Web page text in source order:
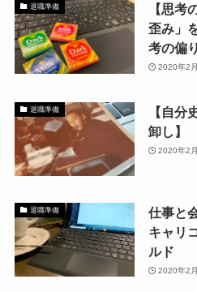
退職準備
【思考
歪み」
考の偏り
2020年2
退職準備
【自分
卸し】
2020年2
退職準備
仕事と
キャリ
ルド
2020年2